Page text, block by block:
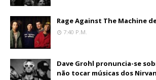
Rage Against The Machine
7:40 P.m.
Dave Grohl pronuncia-se
não tocar músicas dos